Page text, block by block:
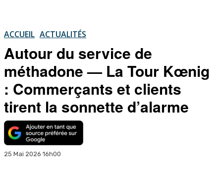
ACCUEIL ACTUALITÉS
Autour du service de
méthadone — La Tour Kœnig
: Commerçants et clients
tirent la sonnette d’alarme
25 Mai 2026 16h00